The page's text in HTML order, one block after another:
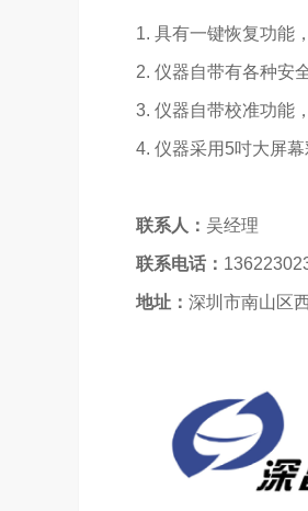
1. 具有一键恢复功能，
2. 仪器自带有各种安全
3. 仪器自带校准功能，
4. 仪器采用5吋大屏幕
联系人： 吴经理
联系电话：
地址： 深圳市南山区